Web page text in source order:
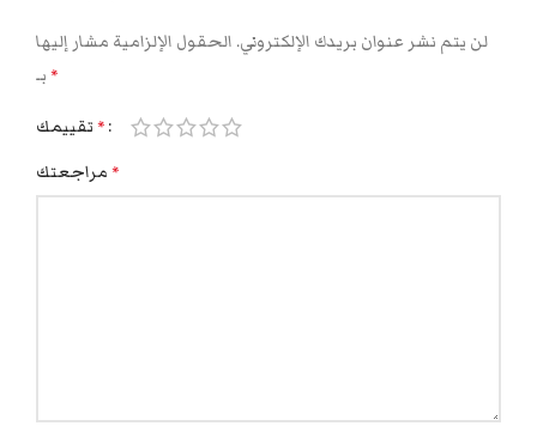
لن يتم نشر عنوان بريدك الإلكتروني. الحقول الإلزامية مشار إليها
*
*
*